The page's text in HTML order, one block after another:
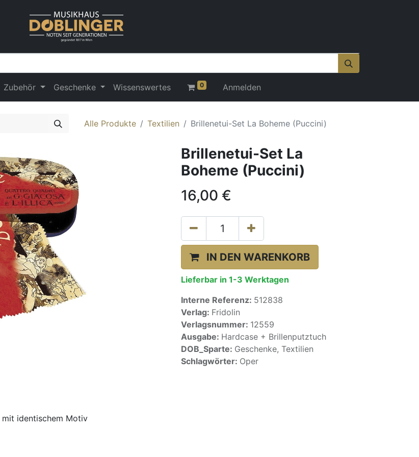
Zubehör Geschenke Wissenswertes 0 Anmelden
Alle Produkte Textilien Brillenetui-Set La Boheme (Puccini)
Brillenetui-Set La
Boheme (Puccini)
16,00 €
IN DEN WARENKORB
Lieferbar in 1-3 Werktagen
Interne Referenz: 512838
Verlag: Fridolin
Verlagsnummer: 12559
Ausgabe: Hardcase + Brillenputztuch
DOB_Sparte: Geschenke, Textilien
Schlagwörter: Oper
identischem Motiv